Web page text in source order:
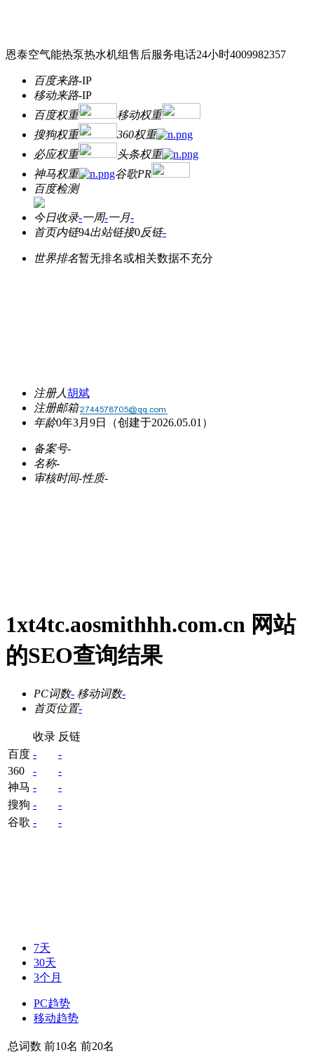
恩泰空气能热泵热水机组售后服务电话24小时4009982357
百度来路-IP
移动来路-IP
百度权重
移动权重
搜狗权重
360权重
必应权重
头条权重
神马权重
谷歌PR
百度检测
今日收录-一周-一月-
首页内链94出站链接0反链-
世界排名暂无排名或相关数据不充分
注册人胡斌
注册邮箱
年龄0年3月9日 （创建于2026.05.01）
备案号-
名称-
审核时间-性质-
1xt4tc.aosmithhh.com.cn 网站
的SEO查询结果
PC词数- 移动词数-
首页位置-
收录 反链
百度 -
-
360
-
-
神马 -
-
搜狗 -
-
谷歌 - -
7天
30天
3个月
PC趋势
移动趋势
总词数 前10名 前20名